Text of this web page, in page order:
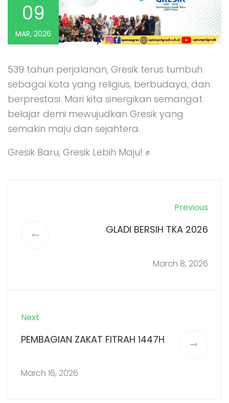
09
MAR, 2026
539 tahun perjalanan, Gresik terus tumbuh
sebagai kota yang religius, berbudaya, dan
berprestasi. Mari kita sinergikan semangat
belajar demi mewujudkan Gresik yang
semakin maju dan sejahtera.
​Gresik Baru, Gresik Lebih Maju! ✊
Previous
GLADI BERSIH TKA 2026
March 8, 2026
Next
PEMBAGIAN ZAKAT FITRAH 1447H
March 16, 2026